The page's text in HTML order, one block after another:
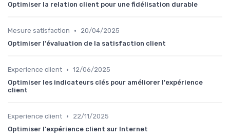
Optimiser la relation client pour une fidélisation durable
Mesure satisfaction •
20/04/2025
Optimiser l'évaluation de la satisfaction client
Experience client • 12/06/2025
Optimiser les indicateurs clés pour améliorer l'expérience
client
Experience client •
22/11/2025
Optimiser l'expérience client sur Internet